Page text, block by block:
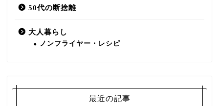
50代の断捨離
大人暮らし
ノンフライヤー・レシピ
最近の記事